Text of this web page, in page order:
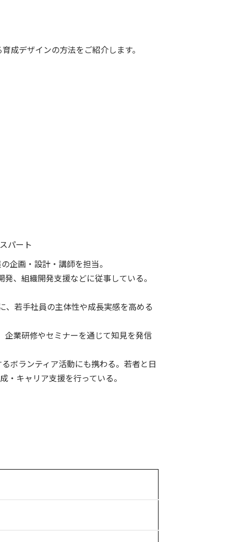
成デザインの方法をご紹介します。
パート
企画・設計・講師を担当。
、組織開発支援などに従事している。
、若手社員の主体性や成長実感を高める
業研修やセミナーを通じて知見を発信
ボランティア活動にも携わる。若者と日
キャリア支援を行っている。